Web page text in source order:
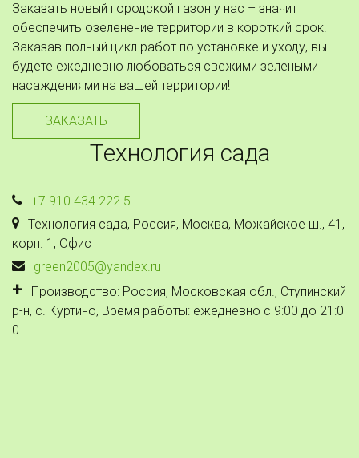
Заказать новый городской газон у нас – значит
обеспечить озеленение территории в короткий срок.
Заказав полный цикл работ по установке и уходу, вы
будете ежедневно любоваться свежими зелеными
насаждениями на вашей территории!
ЗАКАЗАТЬ
Технология сада
+7 910 434 222 5
Технология сада, Россия, Москва, Можайское ш., 41,
корп. 1 , Офис
green2005@yandex.ru
Производство: Россия, Московская обл., Ступинский
р-н, с. Куртино, Время работы: ежедневно с 9:00 до 21:0
0